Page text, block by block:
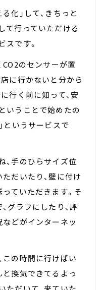
化」して、きちっと
て行っていただける
スです。
CO2のセンサーが置
に行かないと分から
行く前に知って、安
いうことで始めたの
というサービスで
、手のひらサイズ位
だいたり、壁に付け
ていただきます。そ
グラフにしたり、評
などがインターネッ
この時間に行けばい
と換気できてるよっ